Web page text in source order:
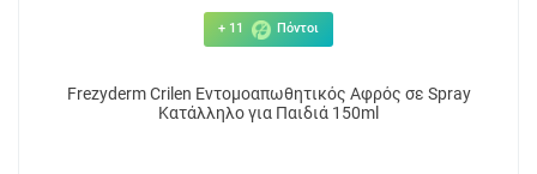
+ 11 Πόντοι
Frezyderm Crilen Εντομοαπωθητικός Αφρός σε Spray
Κατάλληλο για Παιδιά 150ml